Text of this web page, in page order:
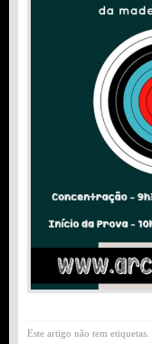
Este artigo não tem etiquetas.